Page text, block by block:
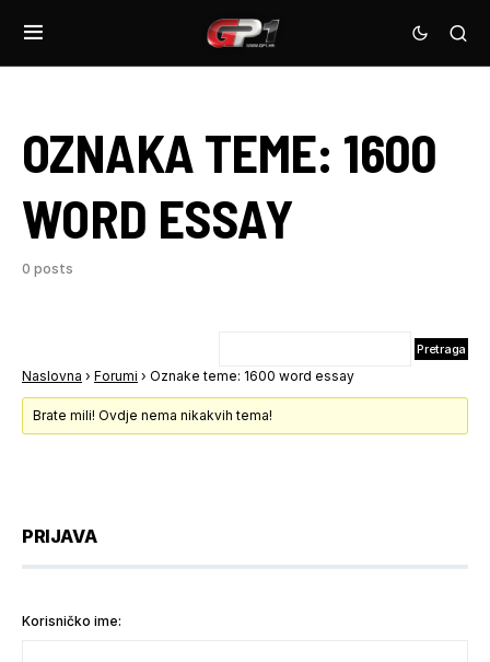
OZNAKA TEME: 1600
WORD ESSAY
0 posts
Naslovna › Forumi › Oznake teme: 1600 word essay
Brate mili! Ovdje nema nikakvih tema!
PRIJAVA
Korisničko ime: